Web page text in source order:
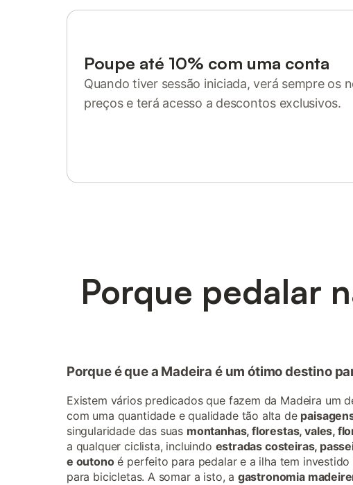
Poupe até 10% com uma conta
Quando tiver sessão iniciada, verá sempre os
preços e terá acesso a descontos exclusivos.
Porque pedalar
Porque é que a Madeira é um ótimo destino
Existem vários predicados que fazem da Madeira um
com uma quantidade e qualidade tão alta de
singularidade das suas montanhas, florestas, vales,
a qualquer ciclista, incluindo estradas costeiras,
e outonoé perfeito para pedalar e a ilha tem
para bicicletas. A somar a isto, a gastronomia